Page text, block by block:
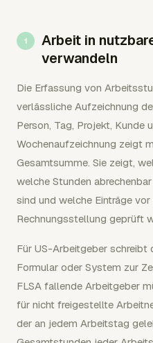
Arbeit in
verwandeln
Die Erfassung von
verlässliche Aufzeichnung
Person, Tag, Projekt, Kunde
Wochenaufzeichnung zeigt
Gesamtsumme. Sie zeigt,
welche Stunden
sind und welche Einträge
Rechnungsstellung geprüft
Für US-Arbeitgeber schreibt
Formular oder System zur
FLSA fallende Arbeitgeber
für nicht freigestellte
der an jedem Arbeitstag